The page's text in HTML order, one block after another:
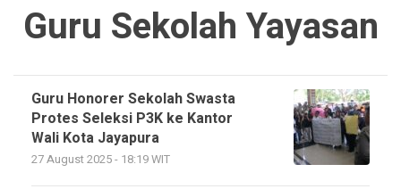
Guru Sekolah Yayasan
Guru Honorer Sekolah Swasta
Protes Seleksi P3K ke Kantor
Wali Kota Jayapura
27 August 2025 - 18:19 WIT